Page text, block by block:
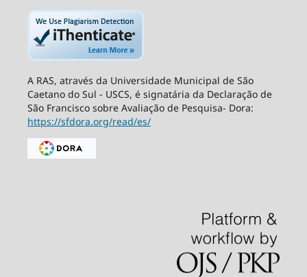
A RAS, através da Universidade Municipal de São
Caetano do Sul - USCS, é signatária da Declaração de
São Francisco sobre Avaliação de Pesquisa- Dora:
https://sfdora.org/read/es/